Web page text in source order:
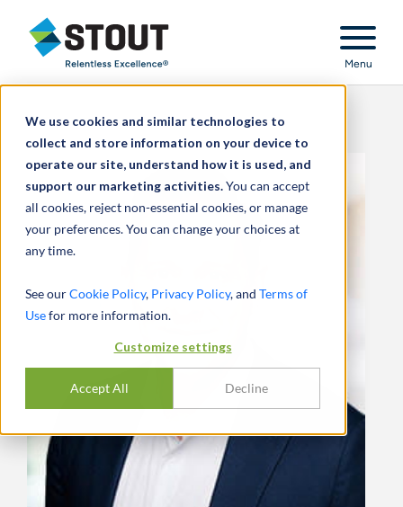
We use cookies and similar technologies to
collect and store information on your device to
operate our site, understand how it is used, and
support our marketing activities.You can accept
all cookies, reject non-essential cookies, or manage
your preferences. You can change your choices at
any time.
See ourCookie Policy, Privacy Policy, and Terms of
Usefor more information.
Customize settings
Accept All Decline
Stout Relentless Excellence
Menu